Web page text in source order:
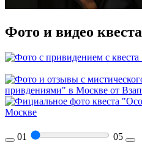
Фото и видео квеста
01 05